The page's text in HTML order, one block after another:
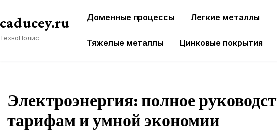
содержимому
caducey.ru
ТехноПолис
Доменные процессы Легкие металлы
Тяжелые металлы Цинковые покрытия
Электроэнергия: полное
тарифам и умной экономии